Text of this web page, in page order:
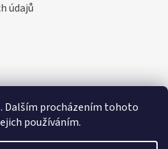
Dalším procházením tohoto
používáním.
údajů
Pá: 9-16 hod.)